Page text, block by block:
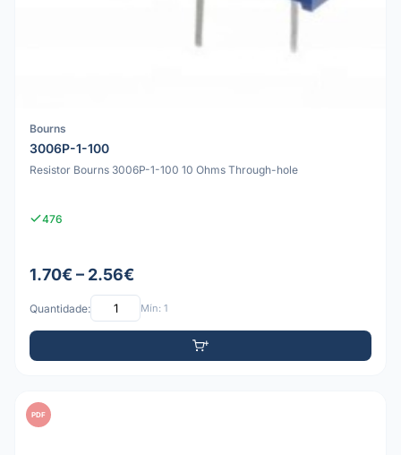
Bourns
3006P-1-100
Resistor Bourns 3006P-1-100 10 Ohms Through-hole
476
1.70€ – 2.56€
Quantidade: Mín: 1
PDF